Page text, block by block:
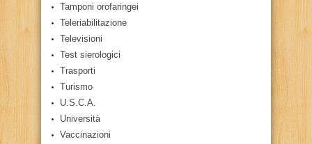
Tamponi orofaringei
Teleriabilitazione
Televisioni
Test sierologici
Trasporti
Turismo
U.S.C.A.
Università
Vaccinazioni